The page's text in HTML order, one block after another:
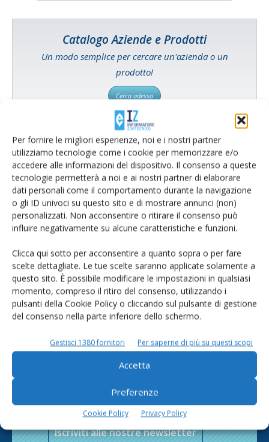
Per fornire le migliori esperienze, noi e i nostri partner
utilizziamo tecnologie come i cookie per memorizzare e/o
accedere alle informazioni del dispositivo. Il consenso a queste
tecnologie permetterà a noi e ai nostri partner di elaborare
dati personali come il comportamento durante la navigazione
o gli ID univoci su questo sito e di mostrare annunci (non)
personalizzati. Non acconsentire o ritirare il consenso può
influire negativamente su alcune caratteristiche e funzioni.
Clicca qui sotto per acconsentire a quanto sopra o per fare
scelte dettagliate. Le tue scelte saranno applicate solamente a
questo sito. È possibile modificare le impostazioni in qualsiasi
momento, compreso il ritiro del consenso, utilizzando i
pulsanti della Cookie Policy o cliccando sul pulsante di gestione
del consenso nella parte inferiore dello schermo.
Gestisci 1380 fornitori Per saperne di più su questi scopi
Accetta
Preferenze
Cookie Policy Privacy Policy
Catalogo Aziende e Prodotti
Un modo semplice per cercare un'azienda o un
prodotto!
Cerca adesso
L'Esperto risponde
I consigli di Terra e Vita agli agricoltori
Cerca adesso
Rimani aggiornato sul mondo
dell’agricoltura
Iscriviti alle nostre newsletter